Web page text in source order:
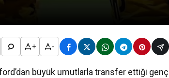
+ -
büyük umutlarla transfer ettiği genç